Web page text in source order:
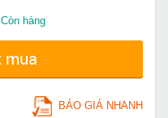
Còn hàng
BÁO GIÁ NHANH